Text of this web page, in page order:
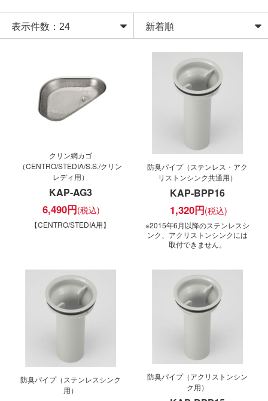
クリン網カゴ
（CENTRO/STEDIA/S.S./クリン
レディ用）
KAP-AG3
6,490円
【CENTRO/STEDIA用】
防臭パイプ（ステンレス・アク
リストンシンク共通用）
KAP-BPP16
1,320円
※2015年6月以降のステンレスシ
ンク、アクリストンシンクには
取付できません。
防臭パイプ（ステンレスシンク
用）
防臭パイプ（アクリストンシン
ク用）